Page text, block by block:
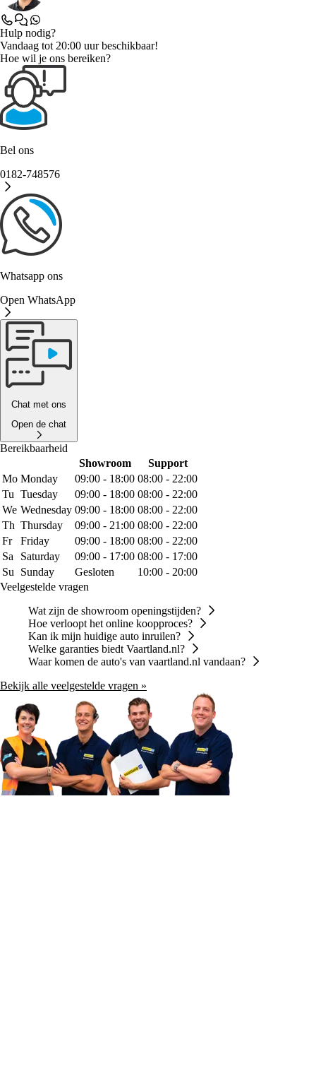
Hulp nodig?
Vandaag tot 20:00 uur beschikbaar!
Hoe wil je ons bereiken?
Bel ons
0182-748576
Whatsapp ons
Open WhatsApp
Chat met ons
Open de chat
Bereikbaarheid
Showroom
Support
Mo Monday 09:00 - 18:00 08:00 - 22:00
Tu Tuesday 09:00 - 18:00 08:00 - 22:00
We Wednesday 09:00 - 18:00 08:00 - 22:00
Th Thursday 09:00 - 21:00 08:00 - 22:00
Fr
Friday 09:00 - 18:00 08:00 - 22:00
Sa
Saturday 09:00 - 17:00 08:00 - 17:00
Su
Sunday Gesloten
10:00 - 20:00
Veelgestelde vragen
Wat zijn de showroom openingstijden?
Hoe verloopt het online koopproces?
Kan ik mijn huidige auto inruilen?
Welke garanties biedt Vaartland.nl?
Waar komen de auto's van vaartland.nl vandaan?
Bekijk alle veelgestelde vragen »